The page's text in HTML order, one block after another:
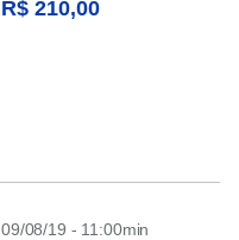
R$ 210,00
09/08/19 - 11:00min